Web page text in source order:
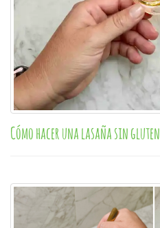
Cómo hacer una lasaña sin gluten